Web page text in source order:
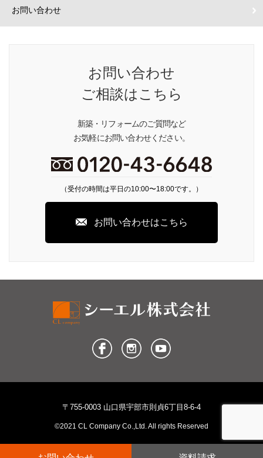
お問い合わせ
お問い合わせ
ご相談はこちら
新築・リフォームのご質問など
お気軽にお問い合わせください。
（受付の時間は平日の10:00〜18:00です。）
お問い合わせはこちら
〒755-0003 山口県宇部市則貞6丁目8-6-4
©2021 CL Company Co.,Ltd. All rights Reserved